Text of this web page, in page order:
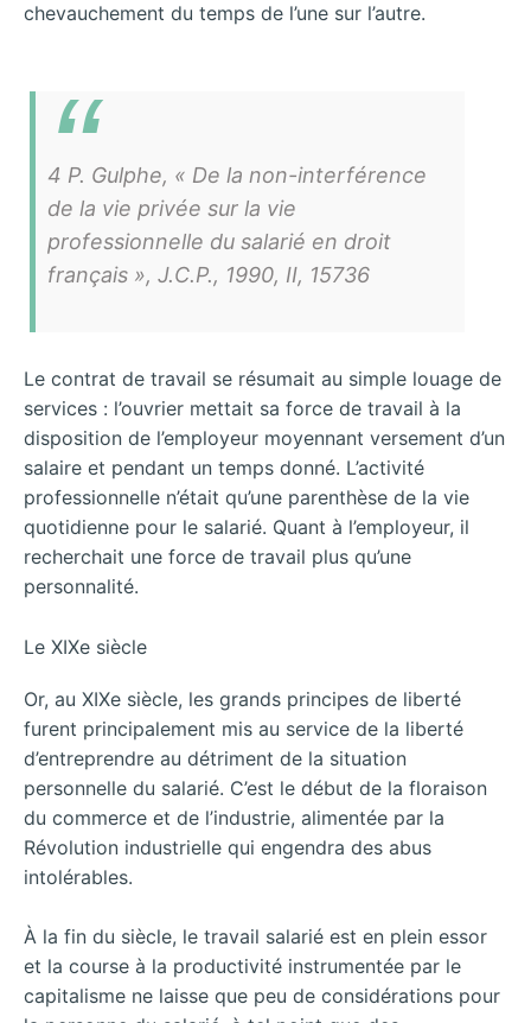
chevauchement du temps de l’une sur l’autre.
4 P. Gulphe, « De la non-interférence
de la vie privée sur la vie
professionnelle du salarié en droit
français », J.C.P., 1990, II, 15736
Le contrat de travail se résumait au simple louage de
services : l’ouvrier mettait sa force de travail à la
disposition de l’employeur moyennant versement d’un
salaire et pendant un temps donné. L’activité
professionnelle n’était qu’une parenthèse de la vie
quotidienne pour le salarié. Quant à l’employeur, il
recherchait une force de travail plus qu’une
personnalité.
Le XIXe siècle
Or, au XIXe siècle, les grands principes de liberté
furent principalement mis au service de la liberté
d’entreprendre au détriment de la situation
personnelle du salarié. C’est le début de la floraison
du commerce et de l’industrie, alimentée par la
Révolution industrielle qui engendra des abus
intolérables.
À la fin du siècle, le travail salarié est en plein essor
et la course à la productivité instrumentée par le
capitalisme ne laisse que peu de considérations pour